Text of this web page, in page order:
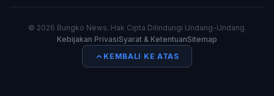
© 2026 Bungko News. Hak Cipta Dilindungi Undang-Undang.
Kebijakan PrivasiSyarat & KetentuanSitemap
KEMBALI KE ATAS